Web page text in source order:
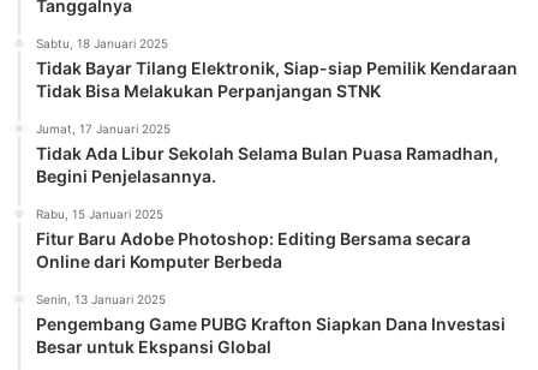
Tanggalnya
Sabtu, 18 Januari 2025
Tidak Bayar Tilang Elektronik, Siap-siap Pemilik Kendaraan
Tidak Bisa Melakukan Perpanjangan STNK
Jumat, 17 Januari 2025
Tidak Ada Libur Sekolah Selama Bulan Puasa Ramadhan,
Begini Penjelasannya.
Rabu, 15 Januari 2025
Fitur Baru Adobe Photoshop: Editing Bersama secara
Online dari Komputer Berbeda
Senin, 13 Januari 2025
Pengembang Game PUBG Krafton Siapkan Dana Investasi
Besar untuk Ekspansi Global